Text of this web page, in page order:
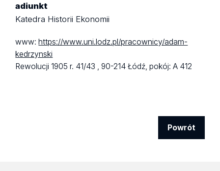
adiunkt
Katedra Historii Ekonomii
www: https://www.uni.lodz.pl/pracownicy/adam-
kedrzynski
Rewolucji 1905 r. 41/43 ,90-214 Łódź,pokój: A 412
Powrót